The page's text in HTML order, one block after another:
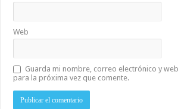
Web
Guarda mi nombre, correo electrónico y
para la próxima vez que comente.